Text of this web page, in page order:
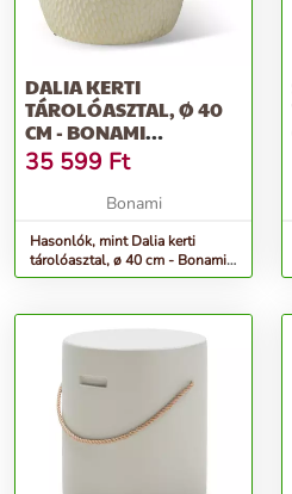
DALIA KERTI
TÁROLÓASZTAL, Ø 40
CM - BONAMI
SELECTION
35 599 Ft
Bonami
Hasonlók, mint Dalia kerti
tárolóasztal, ø 40 cm - Bonami
Selection